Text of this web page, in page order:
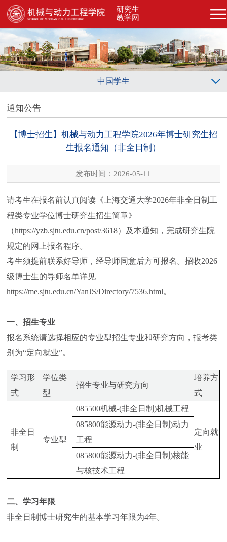
研究生
教学网
中国学生
通知公告
【博士招生】机械与动力工程学院2026年博士研究生招
生报名通知（非全日制）
发布时间：2026-05-11
请考生在报名前认真阅读《上海交通大学2026年非全日制工
程类专业学位博士研究生招生简章》
（https://yzb.sjtu.edu.cn/post/3618）及本通知，完成研究生院
规定的网上报名程序。
考生须提前联系好导师，经导师同意后方可报名。招收2026
级博士生的导师名单详见
https://me.sjtu.edu.cn/YanJS/Directory/7536.html。
一、招生专业
报名系统请选择相应的专业型招生专业和研究方向，报考类
别为“定向就业”。
学习形
式
学位类
型
招生专业与研究方向
培养方
式
非全日
制
专业型
085500机械-(非全日制)机械工程
定向就
业
085800能源动力-(非全日制)动力
工程
085800能源动力-(非全日制)核能
与核技术工程
二、学习年限
非全日制博士研究生的基本学习年限为4年。